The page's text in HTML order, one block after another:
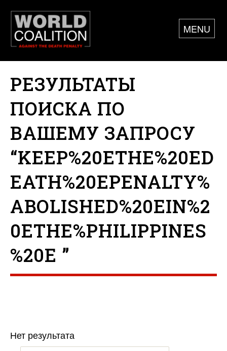
MENU
РЕЗУЛЬТАТЫ
ПОИСКА ПО
ВАШЕМУ ЗАПРОСУ
“KEEP%20ETHE%20ED
EATH%20EPENALTY%
ABOLISHED%20EIN%2
0ETHE%PHILIPPINES
%20E ”
Нет результата